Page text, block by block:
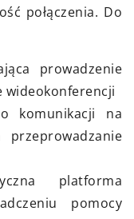
połączenia. Do
prowadzenie
wideokonferencji
komunikacji na
platforma
pomocy